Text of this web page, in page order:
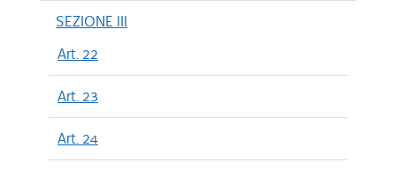
SEZIONE III
Art. 22
Art. 23
Art. 24